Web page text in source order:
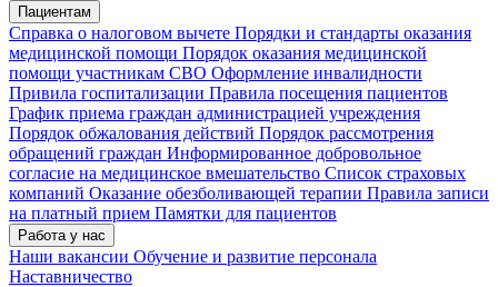
Пациентам
Справка о налоговом вычете Порядки и стандарты оказания
медицинской помощи Порядок оказания медицинской
помощи участникам СВО Оформление инвалидности
Привила госпитализации Правила посещения пациентов
График приема граждан администрацией учреждения
Порядок обжалования действий Порядок рассмотрения
обращений граждан Информированное добровольное
согласие на медицинское вмешательство Список страховых
компаний Оказание обезболивающей терапии Правила записи
на платный прием Памятки для пациентов
Работа у нас
Наши вакансии Обучение и развитие персонала
Наставничество